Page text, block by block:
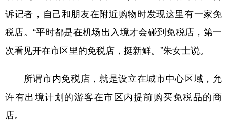
诉记者，自己和朋友在附近购物时发现这里有一家免
税店。“平时都是在机场出入境才会碰到免税店，第一
次看见开在市区里的免税店，挺新鲜。”朱女士说。
所谓市内免税店，就是设立在城市中心区域，允
许有出境计划的游客在市区内提前购买免税品的商
店。